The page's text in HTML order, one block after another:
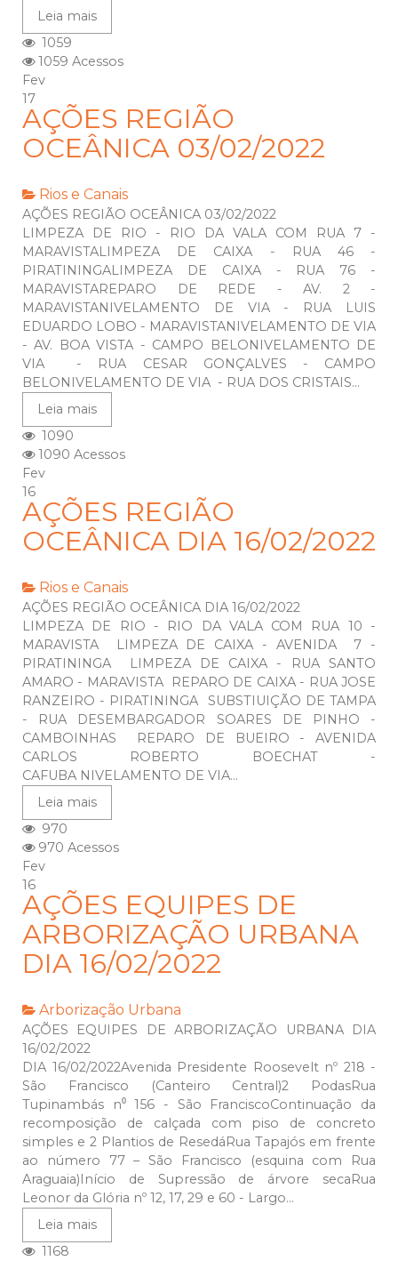
Leia mais
1059
1059 Acessos
Fev
17
AÇÕES REGIÃO
OCEÂNICA 03/02/2022
Rios e Canais
AÇÕES REGIÃO OCEÂNICA 03/02/2022
LIMPEZA DE RIO - RIO DA VALA COM RUA 7 -
MARAVISTALIMPEZA DE CAIXA - RUA 46 -
PIRATININGALIMPEZA DE CAIXA - RUA 76 -
MARAVISTAREPARO DE REDE - AV. 2 -
MARAVISTANIVELAMENTO DE VIA - RUA LUIS
EDUARDO LOBO - MARAVISTANIVELAMENTO DE VIA
- AV. BOA VISTA - CAMPO BELONIVELAMENTO DE
VIA - RUA CESAR GONÇALVES - CAMPO
BELONIVELAMENTO DE VIA - RUA DOS CRISTAIS...
Leia mais
1090
1090 Acessos
Fev
16
AÇÕES REGIÃO
OCEÂNICA DIA 16/02/2022
Rios e Canais
AÇÕES REGIÃO OCEÂNICA DIA 16/02/2022
LIMPEZA DE RIO - RIO DA VALA COM RUA 10 -
MARAVISTA LIMPEZA DE CAIXA - AVENIDA 7 -
PIRATININGA LIMPEZA DE CAIXA - RUA SANTO
AMARO - MARAVISTA REPARO DE CAIXA - RUA JOSE
RANZEIRO - PIRATININGA SUBSTIUIÇÃO DE TAMPA
- RUA DESEMBARGADOR SOARES DE PINHO -
CAMBOINHAS REPARO DE BUEIRO - AVENIDA
CARLOS ROBERTO BOECHAT -
CAFUBA NIVELAMENTO DE VIA...
Leia mais
970
970 Acessos
Fev
16
AÇÕES EQUIPES DE
ARBORIZAÇÃO URBANA
DIA 16/02/2022
Arborização Urbana
AÇÕES EQUIPES DE ARBORIZAÇÃO URBANA DIA
16/02/2022
DIA 16/02/2022Avenida Presidente Roosevelt nº 218 -
São Francisco (Canteiro Central)2 PodasRua
Tupinambás n⁰ 156 - São FranciscoContinuação da
recomposição de calçada com piso de concreto
simples e 2 Plantios de ResedáRua Tapajós em frente
ao número 77 – São Francisco (esquina com Rua
Araguaia)Início de Supressão de árvore secaRua
Leonor da Glória nº 12, 17, 29 e 60 - Largo...
Leia mais
1168